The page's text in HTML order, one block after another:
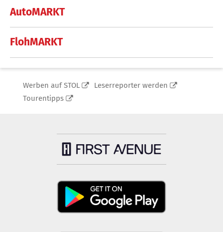
AutoMARKT
FlohMARKT
Werben auf STOL
Leserreporter werden
Tourentipps